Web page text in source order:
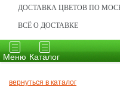
ДОСТАВКА ЦВЕТОВ ПО
ВСЁ О ДОСТАВКЕ
Toggle
navigation
Меню
Toggle
navigation
Каталог
вернуться в каталог